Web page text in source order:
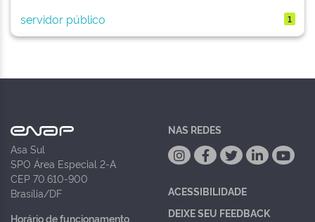
servidor público 1
Asa Sul
SPO Área Especial 2-A
CEP 70.610-900
Brasília/DF
Horário de funcionamento
NAS REDES
ACESSIBILIDADE
DEIXE SEU FEEDBACK